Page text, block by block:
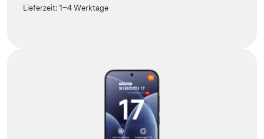
Lieferzeit:1-4 Werktage